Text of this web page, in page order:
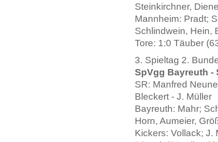
Steinkirchner,
Mannheim: Pradt;
Schlindwein, Hein,
Tore: 1:0 Täuber
3. Spieltag 2.
SpVgg Bayreuth -
SR: Manfred
Bleckert - J. Müller
Bayreuth: Mahr;
Horn, Aumeier,
Kickers: Vollack; J.